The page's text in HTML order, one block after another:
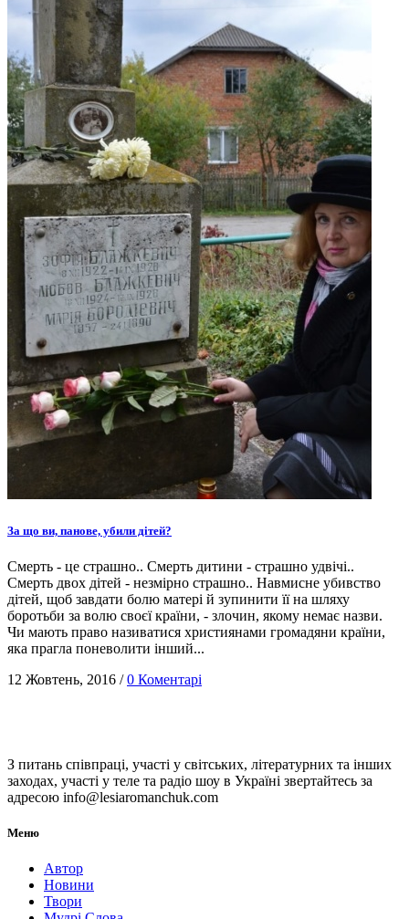
За що ви, панове, убили дітей?
Смерть - це страшно.. Смерть дитини - страшно удвічі..
Смерть двох дітей - незмірно страшно.. Навмисне убивство
дітей, щоб завдати болю матері й зупинити її на шляху
боротьби за волю своєї країни, - злочин, якому немає назви.
Чи мають право називатися християнами громадяни країни,
яка прагла поневолити інший...
12 Жовтень, 2016 /0 Коментарі
З питань співпраці, участі у світських, літературних та інших
заходах, участі у теле та радіо шоу в Україні звертайтесь за
адресою info@lesiaromanchuk.com
Меню
Автор
Новини
Твори